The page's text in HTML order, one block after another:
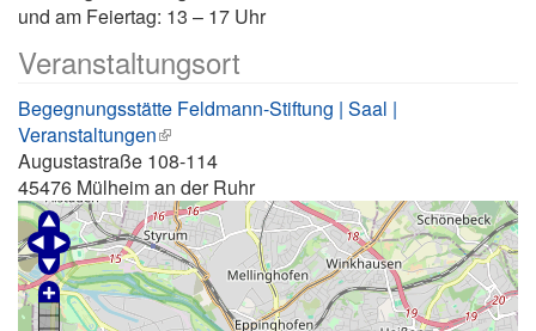
und am Feiertag: 13 – 17 Uhr
Veranstaltungsort
Begegnungsstätte Feldmann-Stiftung | Saal |
Veranstaltungen
Augustastraße 108-114
45476 Mülheim an der Ruhr